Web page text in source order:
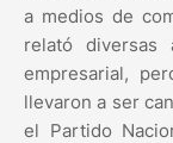
a medios de
relató diversas
empresarial,
llevaron a ser
el Partido